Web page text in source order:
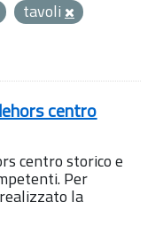
tavoli
centro
centro storico e
Per
la